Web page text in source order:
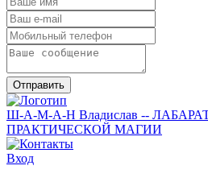
Отправить
Ш-А-М-А-Н Владислав --
ПРАКТИЧЕСКОЙ МАГИИ
Вход